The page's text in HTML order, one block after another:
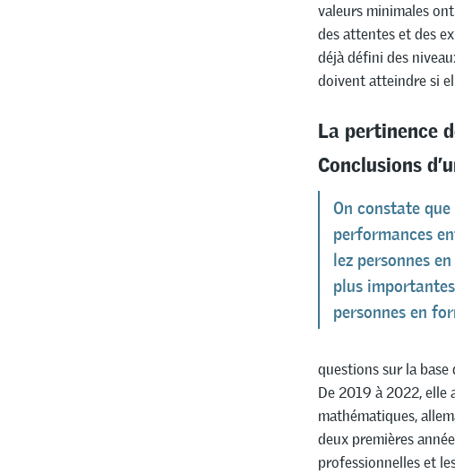
valeurs minimales
des attentes et des
déjà défini des
doivent atteindre si
La pertinence
Conclusions
On constate
performances
lez personnes
plus
personnes en
questions sur la
De 2019 à 2022, elle
mathématiques,
deux premières
professionnelles et